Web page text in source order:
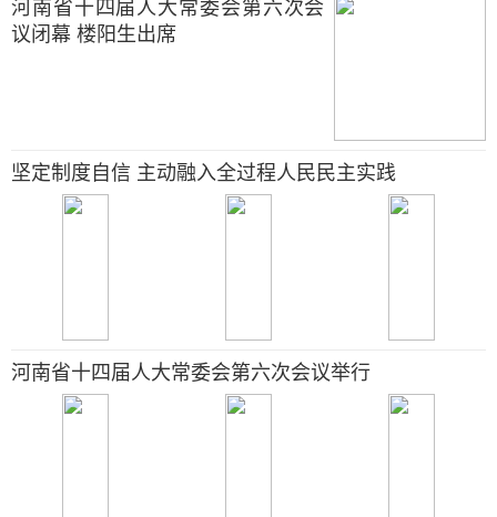
河南省十四届人大常委会第六次会
议闭幕 楼阳生出席
坚定制度自信 主动融入全过程人民民主实践
河南省十四届人大常委会第六次会议举行